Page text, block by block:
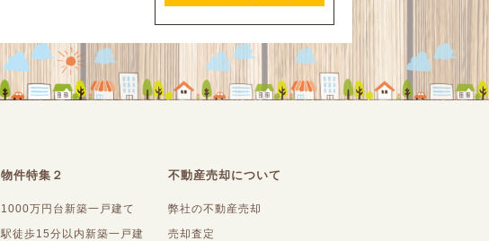
物件特集２
1000万円台新築一戸建て
駅徒歩15分以内新築一戸建
不動産売却について
弊社の不動産売却
売却査定